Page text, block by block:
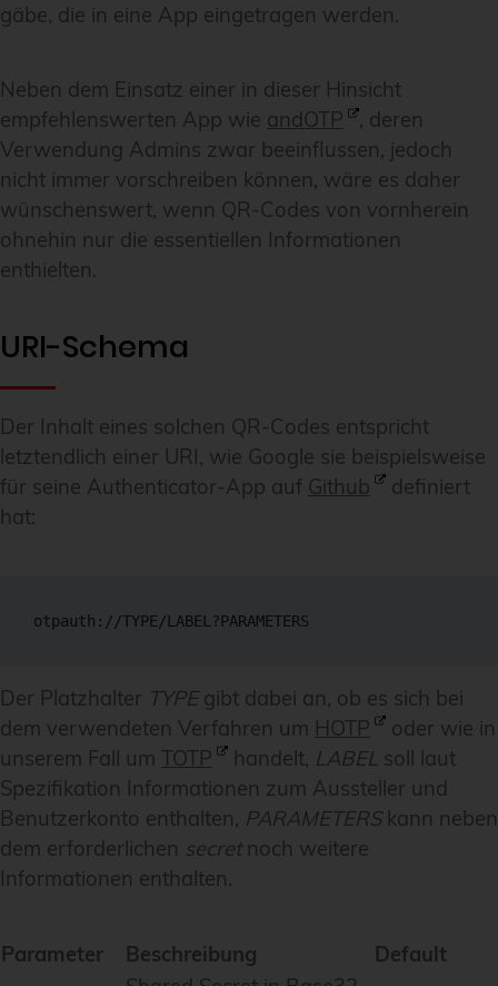
gäbe, die in eine App eingetragen werden.
Neben dem Einsatz einer in dieser Hinsicht
empfehlenswerten App wie andOTP
, deren
Verwendung Admins zwar beeinflussen, jedoch
nicht immer vorschreiben können, wäre es daher
wünschenswert, wenn QR-Codes von vornherein
ohnehin nur die essentiellen Informationen
enthielten.
URI-Schema
Der Inhalt eines solchen QR-Codes entspricht
letztendlich einer URI, wie Google sie beispielsweise
für seine Authenticator-App auf Github
definiert
hat:
otpauth://TYPE/LABEL?PARAMETERS
Der Platzhalter TYPEgibt dabei an, ob es sich bei
dem verwendeten Verfahren um HOTP
oder wie in
unserem Fall um TOTP handelt, LABEL soll laut
Spezifikation Informationen zum Aussteller und
Benutzerkonto enthalten, PARAMETERSkann neben
dem erforderlichen secretnoch weitere
Informationen enthalten.
Parameter Beschreibung
Default